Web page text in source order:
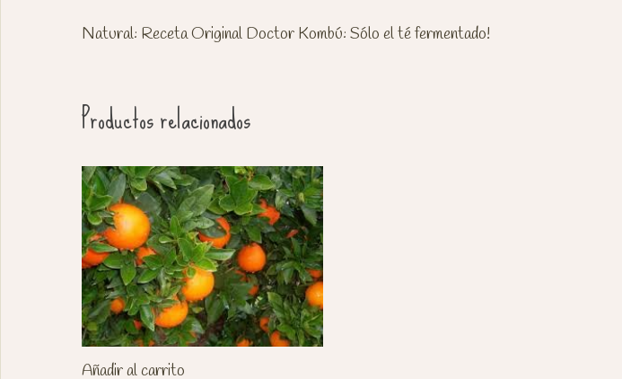
Natural: Receta Original Doctor Kombú: Sólo el té fermentado!
Productos relacionados
Añadir al carrito